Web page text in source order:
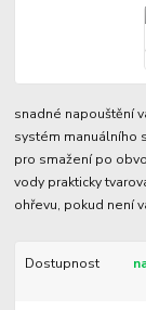
snadné napouštění
systém manuálního
pro smažení po
vody prakticky
ohřevu, pokud není
Dostupnost